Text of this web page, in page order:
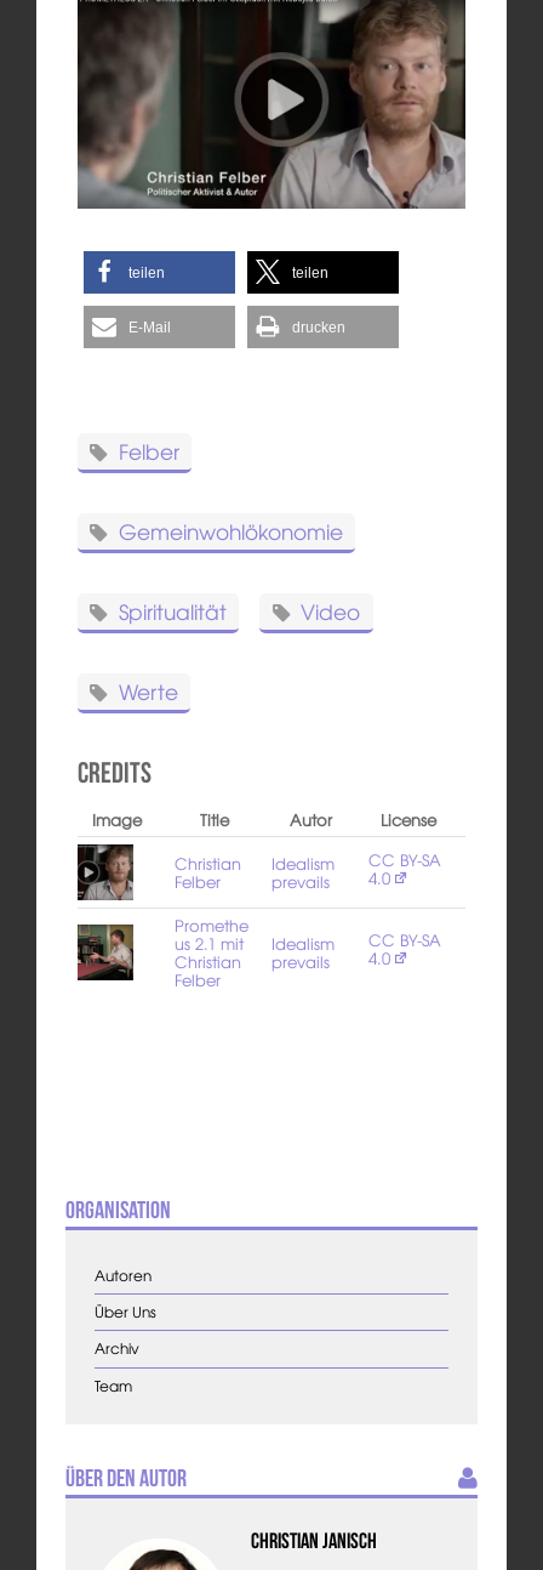
teilen teilen
E-Mail drucken
Felber
Gemeinwohlökonomie
Spiritualität Video
Werte
Credits
Image Title Autor
License
Christian
Felber
Idealism
prevails
CC BY-SA
4.0
Promethe
us 2.1 mit
Christian
Felber
Idealism
prevails
CC BY-SA
4.0
Organisation
Autoren
Über Uns
Archiv
Team
Über den Autor
Christian Janisch